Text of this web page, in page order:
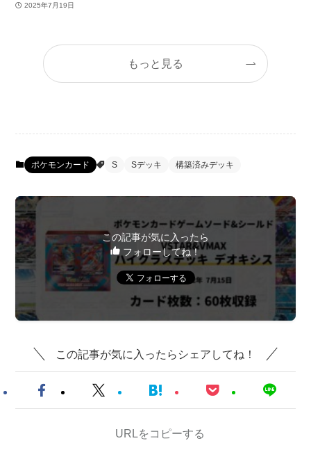
2025年7月19日
もっと見る
ポケモンカード S Sデッキ 構築済みデッキ
この記事が気に入ったら
フォローしてね！
この記事が気に入ったらシェアしてね！
URLをコピーする